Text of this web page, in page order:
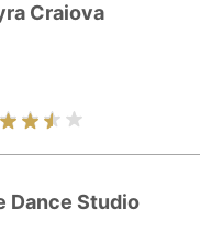
Craiova
Dance Studio